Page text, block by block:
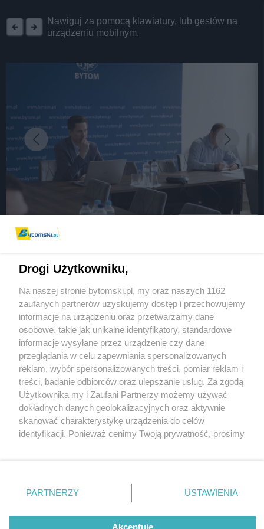
Nawiguj za pomocą klawiatury, lub gestów na
urządzeniu mobilnym.
Rudy Śląskiej i Zabrza. Twa opracowanie
1 / 8
Odbudowa polaczen bytom
zabrze i ruda slaska 5
Odbudowa połączeń kolejowych z Bytomia do Rudy
Śląskiej i Zabrza potrwa kilka lat. Ruszyły prace nad
opracowaniem dokumentacji projektowej. W
prac i wyzwania związane z inwestycją.
REKLAMA
Wydawca mediów lokalnych
Nie zapomnij
zapoznać się z:
polityką prywatności regulamin korzystania z portali
Twojemiasto
Piekary Śląskie
Chorzów
Tarnowskie Góry
Gliwice
Skontakuj sięz nami
Kontakt
Wydawca
Pogoda
Drogi Użytkowniku,
Na naszej stronie bytomski.pl, my oraz naszych 1162
zaufanych partnerów uzyskujemy dostęp i przechowujemy
informacje na urządzeniu oraz przetwarzamy dane
osobowe, takie jak unikalne identyfikatory, standardowe
informacje wysyłane przez urządzenie czy dane
przeglądania w celu zapewniania spersonalizowanych
reklam, wybór spersonalizowanych treści, pomiar reklam i
treści, badanie odbiorców oraz ulepszanie usług. Za zgodą
Użytkownika my i Zaufani Partnerzy możemy używać
dokładnych danych geolokalizacyjnych oraz aktywnie
skanować charakterystykę urządzenia do celów
identyfikacji. Ponieważ cenimy Twoją prywatność, prosimy
prywatności znajdujący się w lewym dolnym rogu strony
. Niektóre rodzaje przetwarzania danych nie wymagają
zgody użytkownika, ale masz prawo sprzeciwić się
takiemu przetwarzaniu. Preferencje będą miały
PARTNERZY USTAWIENIA
Akceptuję